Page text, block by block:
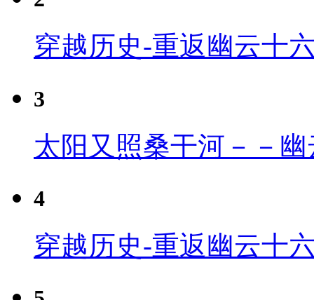
穿越历史-重返幽云十
3
太阳又照桑干河－－
4
穿越历史-重返幽云十